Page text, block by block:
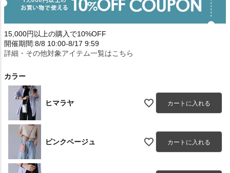
15,000円以上の購入で10%OFF
開催期間:8/8 10:00-8/17 9:59
詳細・その他対象アイテム一覧はこちら
カラー
ヒマラヤ カートに入れる
ピンクベージュ カートに入れる